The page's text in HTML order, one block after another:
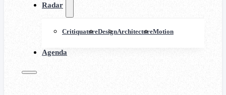
Radar
CritiquatureDesignArchitectureMotion
Agenda